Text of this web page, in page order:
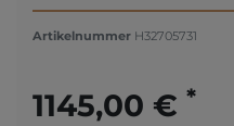
Artikelnummer H32705731
1145,00 € *